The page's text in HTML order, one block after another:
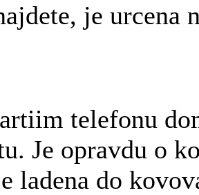
je urcena
telefonu
Je opravdu o
ladena do